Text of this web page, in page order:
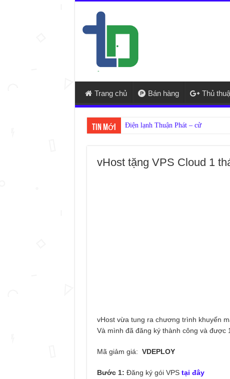
Trang chủ Bán hàng Thủ
Tin mới
vHost tặng VPS Cloud 1
vHost vừa tung ra chương trình khuyến
Và mình đã đăng ký thành công và được
Mã giảm giá: VDEPLOY
Bước 1: Đăng ký gói VPS tại đây